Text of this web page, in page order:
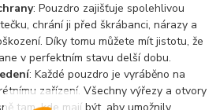
: Pouzdro zajišťuje spolehlivou
chrání ji před škrábanci, nárazy a
Díky tomu můžete mít jistotu, že
v perfektním stavu delší dobu.
: Každé pouzdro je vyráběno na
zařízení. Všechny výřezy a otvory